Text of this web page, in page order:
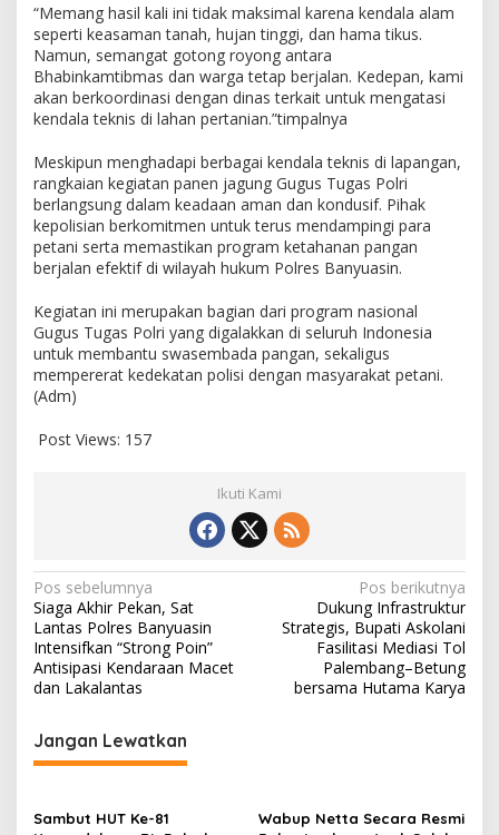
R
a
w
a
n
H
a
m
d
a
n
C
u
a
h
H
u
g
g
“Memang hasil kali ini tidak maksimal karena kendala alam
seperti keasaman tanah, hujan tinggi, dan hama tikus.
Namun, semangat gotong royong antara
Bhabinkamtibmas dan warga tetap berjalan. Kedepan, kami
akan berkoordinasi dengan dinas terkait untuk mengatasi
kendala teknis di lahan pertanian.”timpalnya
Meskipun menghadapi berbagai kendala teknis di lapangan,
rangkaian kegiatan panen jagung Gugus Tugas Polri
berlangsung dalam keadaan aman dan kondusif. Pihak
kepolisian berkomitmen untuk terus mendampingi para
petani serta memastikan program ketahanan pangan
berjalan efektif di wilayah hukum Polres Banyuasin.
Kegiatan ini merupakan bagian dari program nasional
Gugus Tugas Polri yang digalakkan di seluruh Indonesia
untuk membantu swasembada pangan, sekaligus
mempererat kedekatan polisi dengan masyarakat petani.
(Adm)
Post Views: 157
Ikuti Kami
N
a
v
i
g
s
Pos sebelumnya
Siaga Akhir Pekan, Sat
Lantas Polres Banyuasin
Intensifkan “Strong Poin”
Antisipasi Kendaraan Macet
dan Lakalantas
Pos berikutnya
Dukung Infrastruktur
Strategis, Bupati Askolani
Fasilitasi Mediasi Tol
Palembang–Betung
bersama Hutama Karya
Jangan Lewatkan
Sambut HUT Ke-81
Wabup Netta Secara Resmi